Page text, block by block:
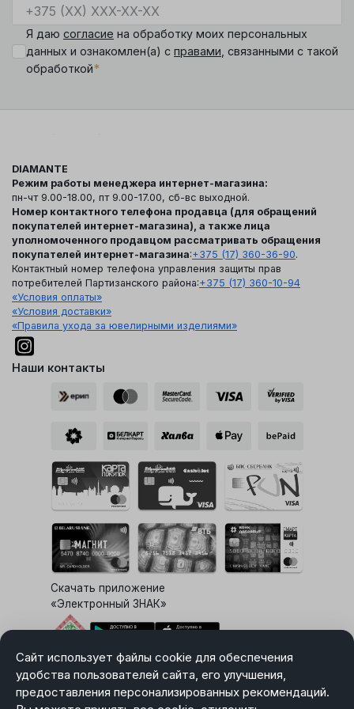
Сайт использует файлы cookie для обеспечения
удобства пользователей сайта, его улучшения,
предоставления персонализированных рекомендаций.
Я даю согласие на обработку моих персональных
данных и ознакомлен(а) с правами , связанными с такой
обработкой*
DIAMANTE
Режим работы менеджера интернет-магазина:
пн-чт 9.00-18.00, пт 9.00-17.00, сб-вс выходной.
Номер контактного телефона продавца (для обращений
покупателей интернет-магазина), а также лица
уполномоченного продавцом рассматривать обращения
покупателей интернет-магазина:+375 (17) 360-36-90.
Контактный номер телефона управления защиты прав
потребителей Партизанского района:+375 (17) 360-10-94
«Условия оплаты»
«Условия доставки»
«Правила ухода за ювелирными изделиями»
Наши контакты
Скачать приложение
«Электронный ЗНАК»
Выбор настроек Cookie